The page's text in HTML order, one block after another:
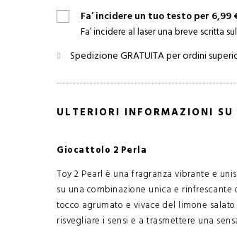
Fa’ incidere un tuo testo per 6,99
Fa’ incidere al laser una breve scritta
Spedizione GRATUITA per ordini
ULTERIORI INFORMAZIONI
Giocattolo 2 Perla
Toy 2 Pearl è una fragranza vibrante e
su una combinazione unica e
tocco agrumato e vivace del limone
risvegliare i sensi e a trasmettere una